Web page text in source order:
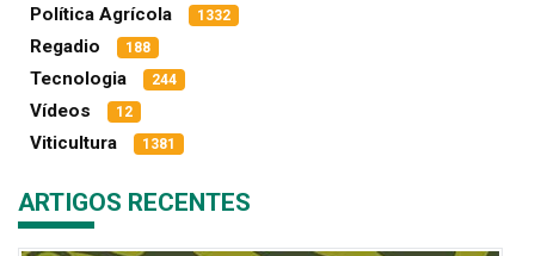
Política Agrícola 1332
Regadio 188
Tecnologia 244
Vídeos 12
Viticultura 1381
ARTIGOS RECENTES